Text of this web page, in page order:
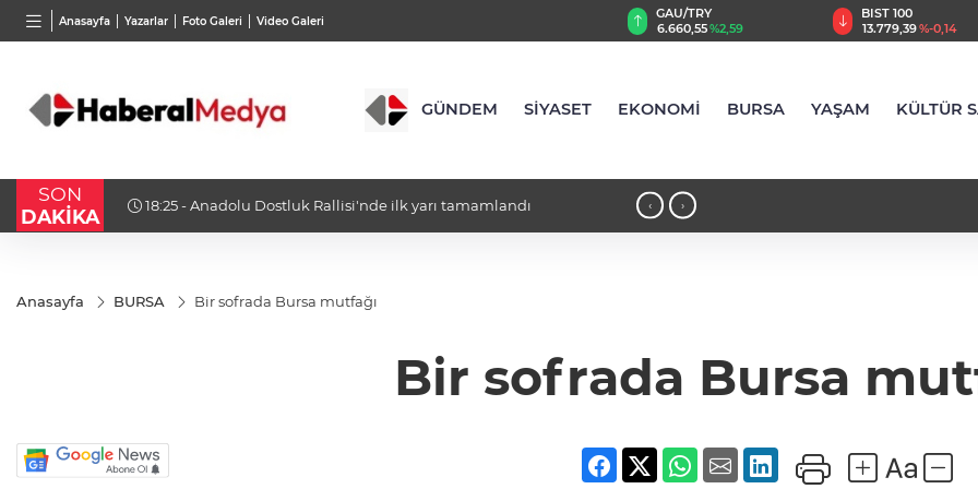
Anasayfa Yazarlar Foto Galeri Video Galeri
BGN
27,9743%-0,22
VND
0,0018%0,32
BIST 100
13.779,39%-0,14
USD
47,6787%0,18
GÜNDEM SİYASET EKONOMİ BURSA YAŞAM KÜLTÜR
SON
DAKİKA
18:23 - Bursa Osmangazi’nin nabzını Küplüpınar'da tuttu ‹ ›
Anasayfa BURSA Bir sofrada Bursa mutfağı
Bir sofrada Bursa